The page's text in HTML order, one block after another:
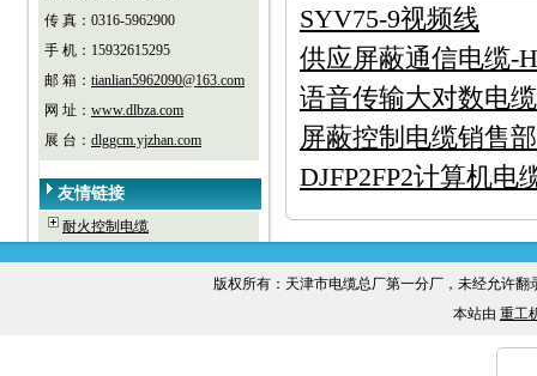
传 真：0316-5962900
手 机：15932615295
邮 箱： tianlian5962090@163.com
网 址： www.dlbza.com
展 台： dlggcm.yjzhan.com
友情链接
耐火控制电缆
SYV75-9视频线
供应屏蔽通信电缆-
语音传输大对数电
屏蔽控制电缆销售部
DJFP2FP2计算机电
版权所有：天津市电缆总厂第一分厂，未经允许
本站由 重工